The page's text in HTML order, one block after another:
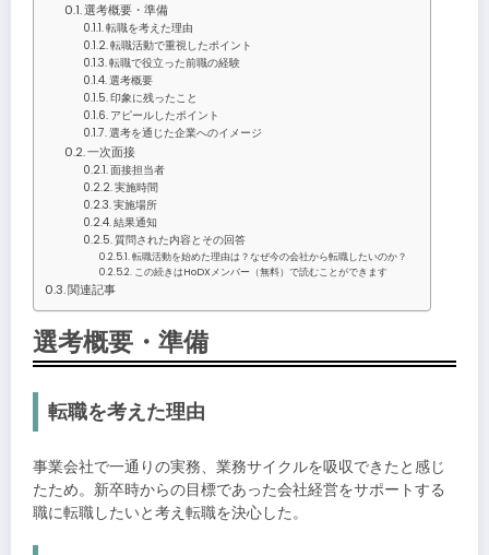
選考概要・準備
転職を考えた理由
転職活動で重視したポイント
転職で役立った前職の経験
選考概要
印象に残ったこと
アピールしたポイント
選考を通じた企業へのイメージ
一次面接
面接担当者
実施時間
実施場所
結果通知
質問された内容とその回答
転職活動を始めた理由は？なぜ今の会社から転職したいのか？
この続きはHoDXメンバー（無料）で読むことができます
関連記事
選考概要・準備
転職を考えた理由
事業会社で一通りの実務、業務サイクルを吸収できたと感じ
たため。新卒時からの目標であった会社経営をサポートする
職に転職したいと考え転職を決心した。